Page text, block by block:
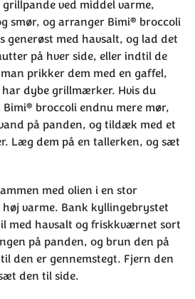
ved middel varme,
smør, og arranger Bimi® broccoli
generøst med havsalt, og lad det
på hver side, eller indtil de
prikker dem med en gaffel,
dybe grillmærker. Hvis du
® broccoli endnu mere mør,
på panden, og tildæk med et
Læg dem på en tallerken, og sæt
med olien i en stor
høj varme. Bank kyllingebrystet
med havsalt og friskkværnet sort
på panden, og brun den på
den er gennemstegt. Fjern den
den til side.